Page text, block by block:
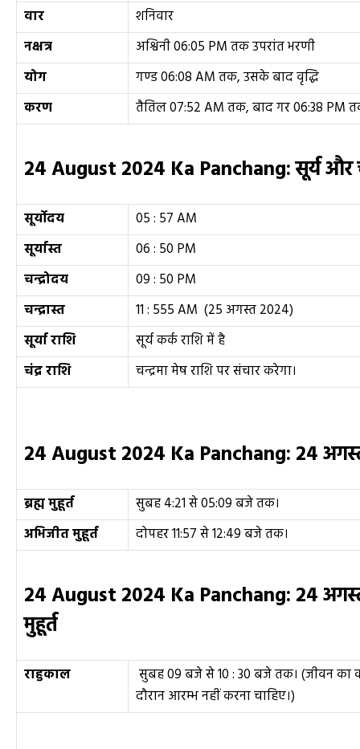
वार
शनिवार
नक्षत्र
अश्विनी 06:05 PM तक उपरांत भरणी
योग
गण्ड 06:08 AM तक, उसके बाद वृद्धि
करण
तैतिल 07:52 AM तक, बाद गर 06:38 PM
24August 2024 Ka Panchang:सूर्य और
सूर्योदय
05 : 57 AM
सूर्यास्त
06 : 50 PM
चन्द्रोदय
09 : 50 PM
चन्द्रास्त
11 : 555 AM (25 अगस्त 2024)
सूर्या राशि
सूर्य कर्क राशि में है
चंद्र राशि
चन्द्रमा मेष राशि पर संचार करेगा।
24 August 2024 Ka Panchang: 24
ब्रह्म मुहूर्त
सुबह 4:21 से 05:09 बजे तक।
अभिजीत मुहूर्त
दोपहर 11:57 से 12:49 बजे तक।
24 August 2024 Ka Panchang: 24
मुहूर्त
राहुकाल
सुबह 09 बजे से 10 : 30 बजे तक। (जीवन का
दौरान आरम्भ नहीं करना चाहिए।)